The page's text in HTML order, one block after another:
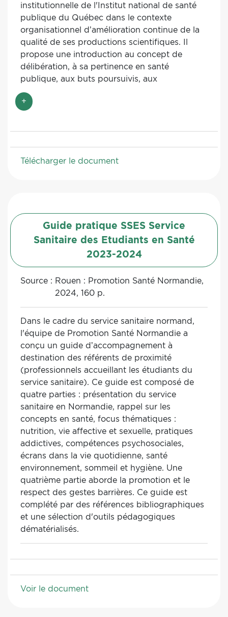
institutionnelle de l'Institut national de santé
publique du Québec dans le contexte
organisationnel d’amélioration continue de la
qualité de ses productions scientifiques. Il
propose une introduction au concept de
délibération, à sa pertinence en santé
publique, aux buts poursuivis, aux
circonstances où une délibération est indiquée
ou non, aux conditions et principes d’une
de délibérer en comité d’experts ou en groupe
+
Télécharger le document
Guide pratique SSES Service
Sanitaire des Etudiants en Santé
2023-2024
Source : Rouen : Promotion Santé Normandie,
2024, 160 p.
Dans le cadre du service sanitaire normand,
l'équipe de Promotion Santé Normandie a
conçu un guide d’accompagnement à
destination des référents de proximité
(professionnels accueillant les étudiants du
service sanitaire). Ce guide est composé de
quatre parties : présentation du service
sanitaire en Normandie, rappel sur les
concepts en santé, focus thématiques :
nutrition, vie affective et sexuelle, pratiques
addictives, compétences psychosociales,
écrans dans la vie quotidienne, santé
environnement, sommeil et hygiène. Une
quatrième partie aborde la promotion et le
respect des gestes barrières. Ce guide est
complété par des références bibliographiques
et une sélection d'outils pédagogiques
dématérialisés.
Voir le document